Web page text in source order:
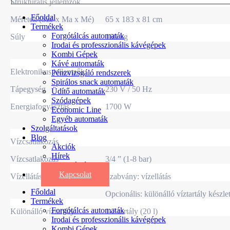
Főoldal
Termékek
Forgótálcás automaták
Irodai és professzionális kávégépek
Kombi Gépek
Kávé automaták
Pénzvizsgáló rendszerek
Spirálos snack automaták
Üdítő automaták
Szódagépek
Economic Line
Egyéb automaták
Szolgáltatások
Blog
Akciók
Hírek
Információk
Kapcsolat
Főoldal
Termékek
Forgótálcás automaták
Irodai és professzionális kávégépek
Strukturális jellemzők
Méretek (Szé x Ma x Mé)
65 x 183 x 81 cm
Súly
160 kg
Elektronikus jellemzők
Tápegység
230 V / 50 Hz
Energiafogyasztás
1700 W
Vízcsatlakozás
Vízcsatlakozás
3/4 ” (1-8 bar)
Vízellátás
Szabvány: vízellátás
Opcionális: különálló víztartály készlet
Különálló víztartály
1-2 tartály (20 l)